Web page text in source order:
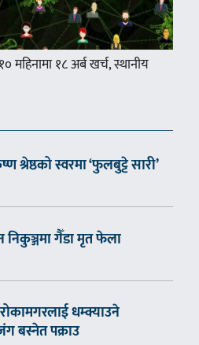
महिनामा १८ अर्ब खर्च, स्थानीय
श्रेष्ठको स्वरमा ‘फुलबुट्टे सारी’
निकुञ्जमा गैँडा मृत फेला
धम्क्याउने
बस्नेत पक्राउ